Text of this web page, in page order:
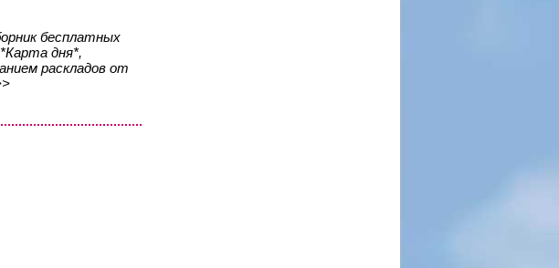
бесплатных
дня*,
раскладов от